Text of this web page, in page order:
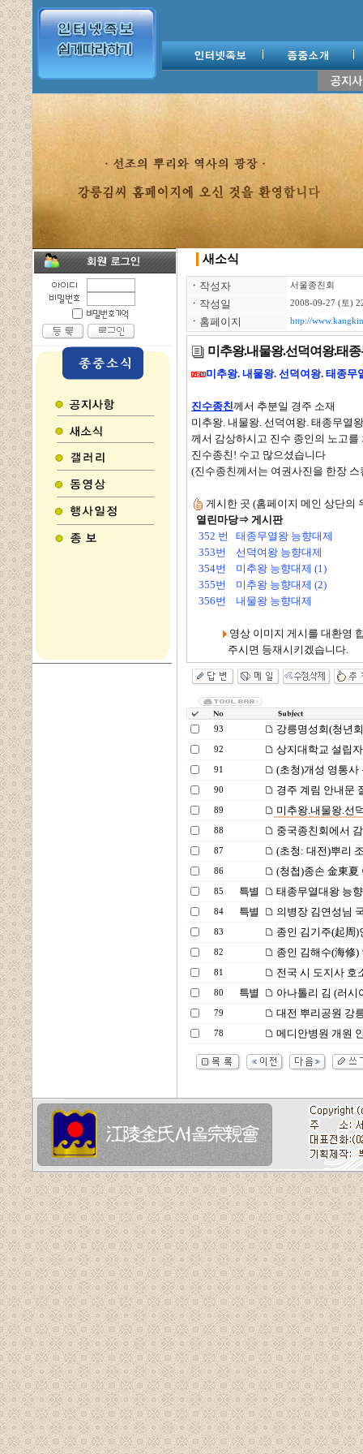
새소식
ㆍ 작성자 서울종친회
ㆍ 작성일 2008-09-27 (토)
ㆍ 홈페이지 http://
미추왕.내물왕.선덕여왕.태
미추왕. 내물왕. 선덕여왕. 태종무
진수종친께서 추분일 경주 소재
미추왕. 내물왕. 선덕여왕. 태종무열
께서 감상하시고 진수 종인의 노고를
진수종친! 수고 많으셨습니다
(진수종친께서는 여권사진을 한장
게시한 곳 (홈페이지 메인 상단의
열린마당⇒ 게시판
352 번 태종무열왕 능향대제
353번 선덕여왕 능향대제
354번 미추왕 능향대제 (1)
355번 미추왕 능향대제 (2)
356번 내물왕 능향대제
영상 이미지 게시를 대환영
주시면 등재시키겠습니다.
93 강릉명성회(청년
92 상지대학교 설립
91 (초청)개성 영통사
90 경주 계림 안내문
89 미추왕.내물왕.선
88 중국종친회에서
87 (초청: 대전)뿌리
86 (청첩)종손 金東夏
85 특별 태종무열대왕 능
84 특별 의병장 김연성님
83 종인 김기주(起周)
82 종인 김해수(海修)
81 전국 시 도지사 호
80 특별 아나톨리 김 (러시
79 대전 뿌리공원 강
78 메디안병원 개원